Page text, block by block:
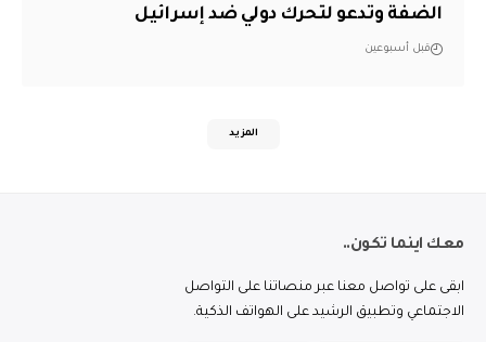
الضفة وتدعو لتحرك دولي ضد إسرائيل
قبل أسبوعين
المزيد
معك اينما تكون..
ابقى على تواصل معنا عبر منصاتنا على التواصل
الاجتماعي وتطبيق الرشيد على الهواتف الذكية.